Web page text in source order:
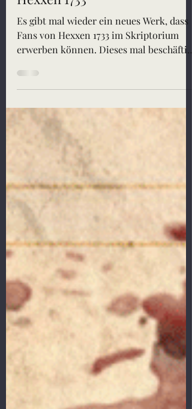
Mehr Drama am Spieltisch für
Hexxen 1733
Es gibt mal wieder ein neues Werk, dass
erwerben können. Dieses mal beschäftige
ich mich mit dem...